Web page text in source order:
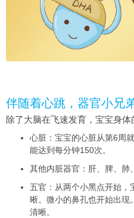
伴随着心跳，器官小兄
除了大脑在飞速发育，宝宝身体
心脏：宝宝的心脏从第6周
能达到每分钟150次。
其他内脏器官：肝、脾、肺
五官：从两个小黑点开始，
晰。微小的鼻孔也开始出现
清晰。